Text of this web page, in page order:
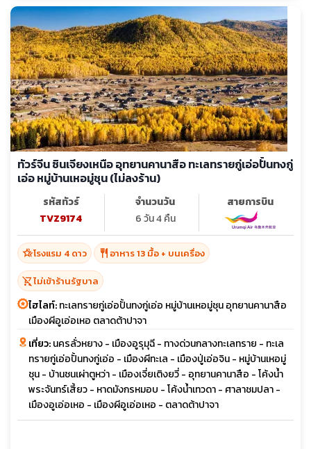
ทัวร์จีน ซินเจียงเหนือ อุทยานคานาสือ ทะเลทรายกู่เอ่อปั้นทงกู่
เอ่อ หมู่บ้านเหอมู่ชุน (ไม่ลงร้าน)
รหัสทัวร์
TVZ9174
จำนวนวัน
6 วัน 4 คืน
สายการบิน
hotel_classโรงแรม 4 ดาว restaurant อาหาร 13 มื้อ + บนเครื่อง
shopping_cart_offไม่เข้าร้านรัฐบาล
ไฮไลท์:ทะเลทรายกู่เอ่อปั้นทงกู่เอ่อ หมู่บ้านเหอมู่ชุน อุทยานคานาสือ
เมืองผีอูเอ่อเหอ ตลาดต้าปาจา
เที่ยว:นครลั่วหยาง - เมืองอูรุมุฉี - ทางด่วนกลางทะเลทราย - ทะเล
ทรายกู่เอ่อปั้นทงกู่เอ่อ - เมืองผีทะเล - เมืองปู่เอ่อจิน - หมู่บ้านเหอมู่
ชุน - บ้านชนเผ่าตูหว่า - เมืองเจี่ยเติงยวี่ - อุทยานคานาสือ - โค้งน้ำ
พระจันทร์เสี้ยว - หาดมังกรหมอบ - โค้งน้ำเทวดา - ศาลาชมปลา -
เมืองอูเอ่อเหอ - เมืองผีอูเอ่อเหอ - ตลาดต้าปาจา